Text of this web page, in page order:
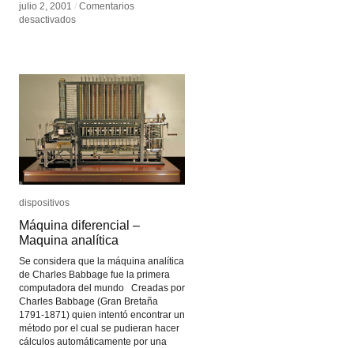
julio 2, 2001 / Comentarios
desactivadosen
julio 2, 2001 / Comentarios
desactivadosen
dispositivos
Máquina diferencial –
Maquina analítica
Se considera que la máquina analítica
de Charles Babbage fue la primera
computadora del mundo Creadas por
Charles Babbage (Gran Bretaña
1791-1871) quien intentó encontrar un
método por el cual se pudieran hacer
cálculos automáticamente por una
dispositivos
Máquina diferencial –
Maquina analítica